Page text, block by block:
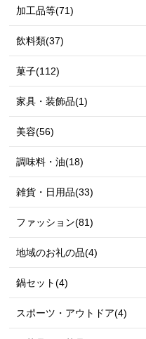
加工品等(71)
飲料類(37)
菓子(112)
家具・装飾品(1)
美容(56)
調味料・油(18)
雑貨・日用品(33)
ファッション(81)
地域のお礼の品(4)
鍋セット(4)
スポーツ・アウトドア(4)